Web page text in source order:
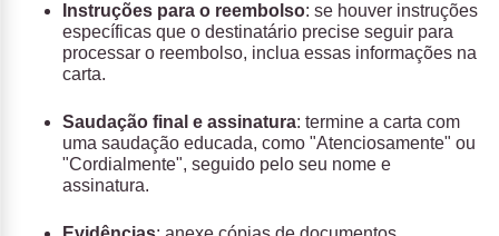
Instruções para o reembolso: se houver instruções
específicas que o destinatário precise seguir para
processar o reembolso, inclua essas informações na
carta.
Saudação final e assinatura: termine a carta com
uma saudação educada, como "Atenciosamente" ou
"Cordialmente", seguido pelo seu nome e
assinatura.